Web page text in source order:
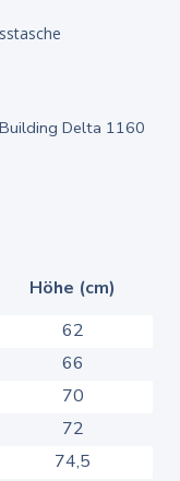
Delta 1160
Höhe (cm)
62
66
70
72
74,5